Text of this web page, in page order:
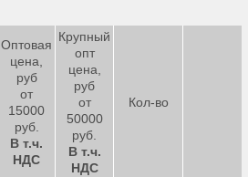
Оптовая
цена,
руб
от
15000
руб.
В т.ч.
НДС
Крупный
опт
цена,
руб
от
50000
руб.
В т.ч.
НДС
Кол-во